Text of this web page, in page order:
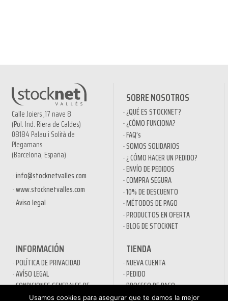
Calle Joiers ,17 nave 8
(Pol. Ind. Riera de Caldes)
08184 Palau i Solità de
Plegamans
(Barcelona, España)
info@stocknetvalles.com
www.stocknetvalles.com
Aviso legal
SOBRE NOSOTROS
¿QUÉ ES STOCKNET?
¿CÓMO FUNCIONA?
FAQ’s
SOMOS SOLIDARIOS
¿ CÓMO HACER UN PEDIDO?
ENVÍO DE PEDIDOS
COMPRA SEGURA
10% DE DESCUENTO
MÉTODOS DE PAGO
PRODUCTOS EN OFERTA
BLOG DE STOCKNET
INFORMACIÓN
POLÍTICA DE PRIVACIDAD
AVÍSO LEGAL
CONDICIONES GENERALES DE
CONTRATACIÓN
TIENDA
NUEVA CUENTA
PEDIDO
PROCESO DE PAGO
MI CUENTA
Usamos cookies para asegurar que te damos la mejor